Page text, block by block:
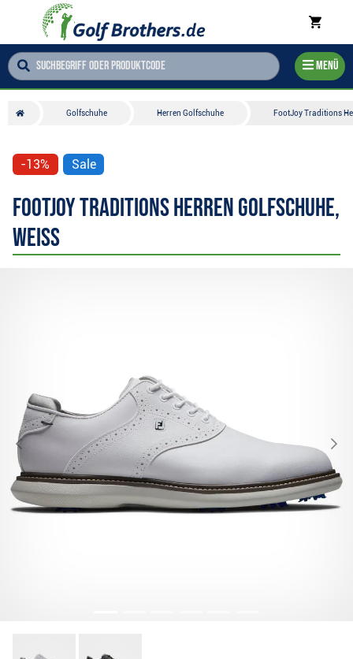
Menü
Golfschuhe Herren Golfschuhe FootJoy Traditions
-13% Sale
FootJoy Traditions Herren Golfschuhe,
weiss